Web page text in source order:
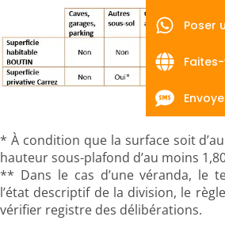
* À condition que la surface soit
hauteur sous-plafond d’au moins
** Dans le cas d’une véranda, le
l’état descriptif de la division, le
vérifier registre des délibérations.
Poser